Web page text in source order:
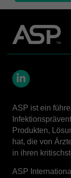
ASP ist ein
Produkten,
hat, die von
in ihren
ASP